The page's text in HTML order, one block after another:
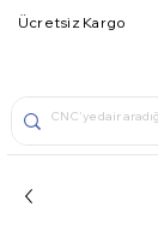
Ücretsiz Kargo